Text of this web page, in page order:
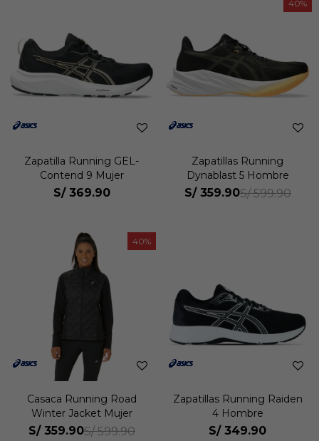
Zapatilla Running GEL-
Contend 9 Mujer
S/ 369.90
40
Zapatillas Running
Dynablast 5 Hombre
S/ 359.90S/ 599.90
40
Casaca Running Road
Winter Jacket Mujer
S/ 359.90S/ 599.90
Zapatillas Running Raiden
4 Hombre
S/ 349.90